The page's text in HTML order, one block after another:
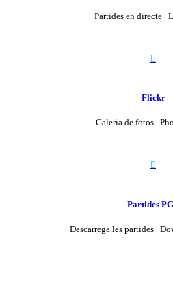
Partides en directe |

Flickr
Galeria de fotos |

Partides
Descarrega les partides |